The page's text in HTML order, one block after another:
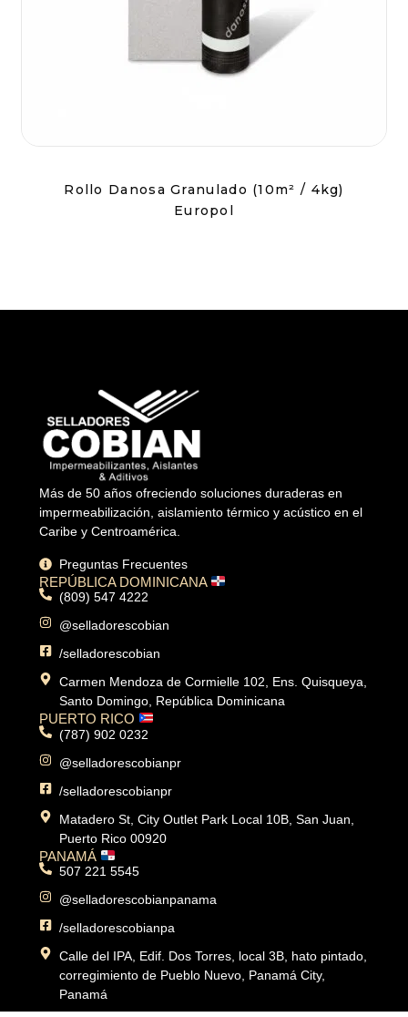
Rollo Danosa Granulado (10m² / 4kg)
Europol
Más de 50 años ofreciendo soluciones duraderas en
impermeabilización, aislamiento térmico y acústico en el
Caribe y Centroamérica.
Preguntas Frecuentes
REPÚBLICA DOMINICANA
(809) 547 4222
@selladorescobian
/selladorescobian
Carmen Mendoza de Cormielle 102, Ens. Quisqueya,
Santo Domingo, República Dominicana
PUERTO RICO
(787) 902 0232
@selladorescobianpr
/selladorescobianpr
Matadero St, City Outlet Park Local 10B, San Juan,
Puerto Rico 00920
PANAMÁ
507 221 5545
@selladorescobianpanama
/selladorescobianpa
Calle del IPA, Edif. Dos Torres, local 3B, hato pintado,
corregimiento de Pueblo Nuevo, Panamá City,
Panamá